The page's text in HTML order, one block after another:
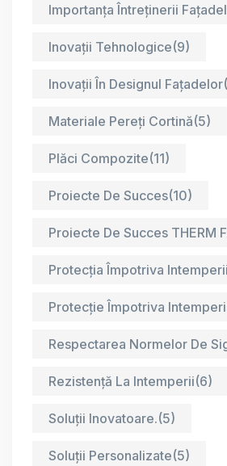
Importanța Întreținerii
Inovații Tehnologice(9)
Inovații În Designul Fațadelor
Materiale Pereți Cortină(5)
Plăci Compozite(11)
Proiecte De Succes(10)
Proiecte De Succes THERM
Protecția Împotriva
Protecție Împotriva
Respectarea Normelor De
Rezistență La Intemperii(6)
Soluții Inovatoare.(5)
Soluții Personalizate(5)